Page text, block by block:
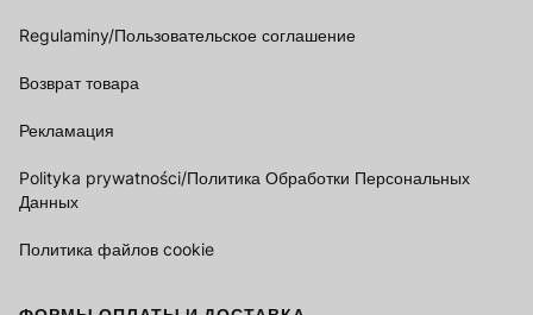
Regulaminy/Пользовательское соглашение
Возврат товара
Рекламация
Polityka prywatności/Политика Обработки Персональных
Данных
Политика файлов cookie